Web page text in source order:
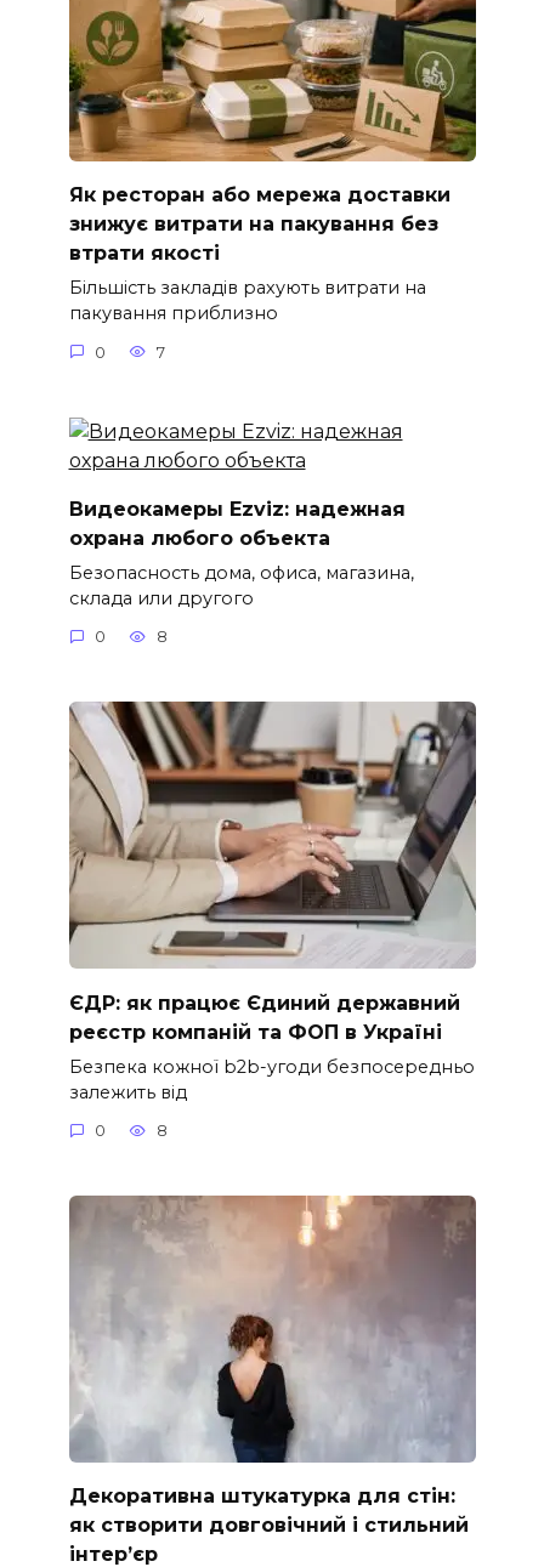
Як ресторан або мережа доставки
знижує витрати на пакування без
втрати якості
Більшість закладів рахують витрати на
пакування приблизно
0 7
Видеокамеры Ezviz: надежная
охрана любого объекта
Безопасность дома, офиса, магазина,
склада или другого
0 8
ЄДР: як працює Єдиний державний
реєстр компаній та ФОП в Україні
Безпека кожної b2b-угоди безпосередньо
залежить від
0 8
Декоративна штукатурка для стін:
як створити довговічний і стильний
інтер’єр